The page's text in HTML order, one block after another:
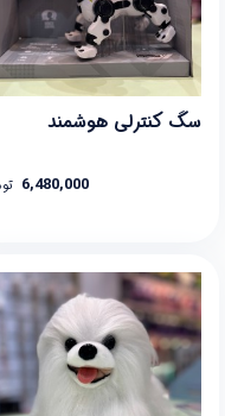
سگ کنترلی هوشمند
6,480,000